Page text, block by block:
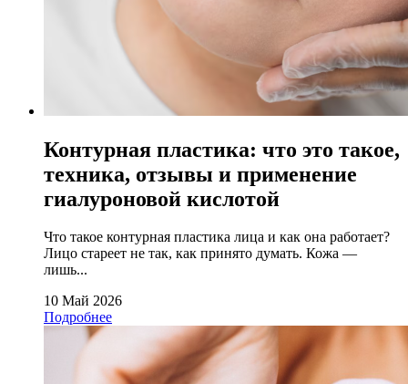
Контурная пластика: что это такое,
техника, отзывы и применение
гиалуроновой кислотой
Что такое контурная пластика лица и как она работает?
Лицо стареет не так, как принято думать. Кожа —
лишь...
10 Май 2026
Подробнее